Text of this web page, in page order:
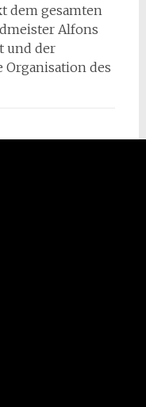
dem gesamten
Alfons
und der
des